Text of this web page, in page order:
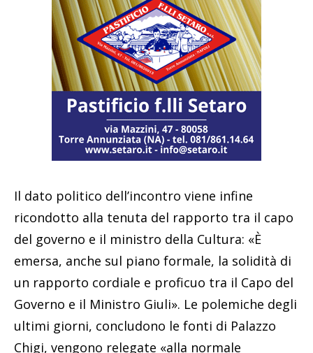
Il dato politico dell’incontro viene infine
ricondotto alla tenuta del rapporto tra il capo
del governo e il ministro della Cultura: «È
emersa, anche sul piano formale, la solidità di
un rapporto cordiale e proficuo tra il Capo del
Governo e il Ministro Giuli». Le polemiche degli
ultimi giorni, concludono le fonti di Palazzo
Chigi, vengono relegate «alla normale